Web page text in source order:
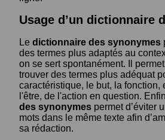
Usage d’un dictionnaire
Le dictionnaire des synonymes
des termes plus adaptés au
on se sert spontanément. Il
trouver des termes plus adéquat
caractéristique, le but, la fonction,
l'être, de l'action en question.
des synonymes permet d’éviter
mots dans le même texte afin
sa rédaction.